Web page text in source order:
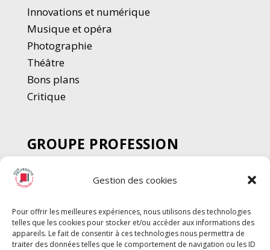
Gestion des cookies
Pour offrir les meilleures expériences, nous utilisons des technologies
telles que les cookies pour stocker et/ou accéder aux informations des
appareils. Le fait de consentir à ces technologies nous permettra de
traiter des données telles que le comportement de navigation ou les ID
Innovations et numérique
Musique et opéra
Photographie
Théâtre
Bons plans
Critique
GROUPE PROFESSION
SPECTACLE
Chèque Intermittents
Chèque Compta
Chèque Emploi Spectacle